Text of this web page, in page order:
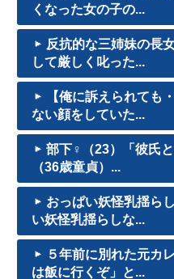
くなった女の子の...
反抗的な三姉妹の長
して厳しく叱った...
【俺に訴えられても
ない顔をしていた...
部下♀（23）「彼氏
（36歳童貞）...
おっぱい妖怪乳揺ら
い妖怪乳揺らしな...
５年前に別れた元カ
は飯に行くぞ」と...